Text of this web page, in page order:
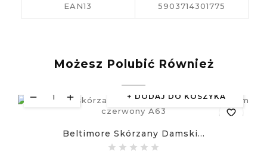
EAN13 5903714301775
Możesz Polubić Również
DODAJ DO KOSZYKA
favorite_border
Beltimore Skórzany Damski...